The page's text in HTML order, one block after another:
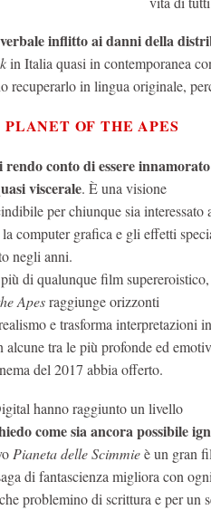
inflitto ai danni della
in Italia quasi in contemporanea
recuperarlo in lingua originale,
OF THE APES
conto di essere
viscerale. È una visione
per chiunque sia interessato
computer grafica e gli effetti
negli anni.
di qualunque film supereroistico,
Apesraggiunge orizzonti
e trasforma interpretazioni in
alcune tra le più profonde ed
del 2017 abbia offerto.
hanno raggiunto un livello
come sia ancora possibile
Pianeta delle Scimmieè un gran
di fantascienza migliora con
problemino di scrittura e per un